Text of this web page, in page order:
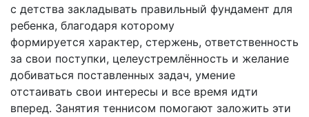
с детства закладывать правильный фундамент для
ребенка, благодаря которому
формируется характер, стержень, ответственность
за свои поступки, целеустремлённость и желание
добиваться поставленных задач, умение
отстаивать свои интересы и все время идти
вперед. Занятия теннисом помогают заложить эти